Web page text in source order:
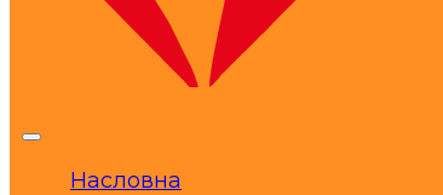
Насловна